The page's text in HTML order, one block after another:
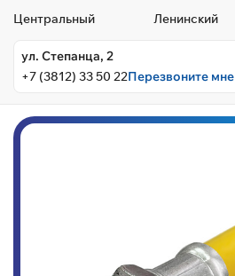
Центральный Ленинский
ул. Степанца, 2
+7 (3812) 33 50 22Перезвоните мне